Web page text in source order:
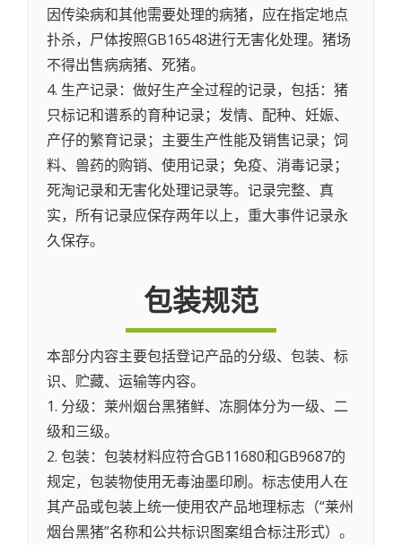
因传染病和其他需要处理的病猪，应在指定地点
扑杀，尸体按照GB16548进行无害化处理。猪场
不得出售病病猪、死猪。
4. 生产记录：做好生产全过程的记录，包括：猪
只标记和谱系的育种记录；发情、配种、妊娠、
产仔的繁育记录；主要生产性能及销售记录；饲
料、兽药的购销、使用记录；免疫、消毒记录；
死淘记录和无害化处理记录等。记录完整、真
实，所有记录应保存两年以上，重大事件记录永
久保存。
包装规范
本部分内容主要包括登记产品的分级、包装、标
识、贮藏、运输等内容。
1. 分级：莱州烟台黑猪鲜、冻胴体分为一级、二
级和三级。
2. 包装：包装材料应符合GB11680和GB9687的
规定，包装物使用无毒油墨印刷。标志使用人在
其产品或包装上统一使用农产品地理标志（“莱州
烟台黑猪”名称和公共标识图案组合标注形式）。